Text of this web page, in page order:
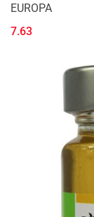
EUROPA
7.63